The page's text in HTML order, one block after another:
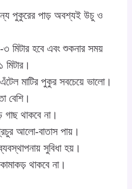
পুকুরের পাড় অবশ্যই উচু ও
মিটার হবে এবং শুকনার সময়
মিটার।
মাটির পুকুর সবচেয়ে ভালো।
বেশি।
গাছ থাকবে না।
আলো-বাতাস পায়।
সুবিধা হয়।
থাকবে না।